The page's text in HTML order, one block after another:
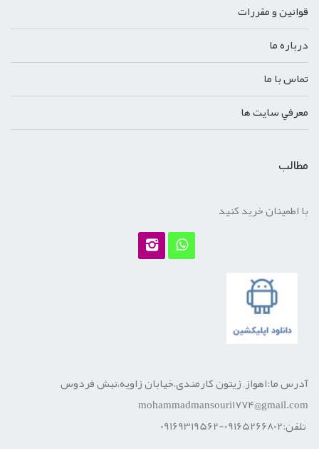
قوانين و مقررات
درباره ما
تماس با ما
معرفي سايت ها
مطالب
با اطمینان خرید کنید
آدرس ما:اهواز, زیتون کارمندی،خیابان زاویه،نبش فردوس
mohammadmansouri1774@gmail.com
تلفن:09165266802-09169319562